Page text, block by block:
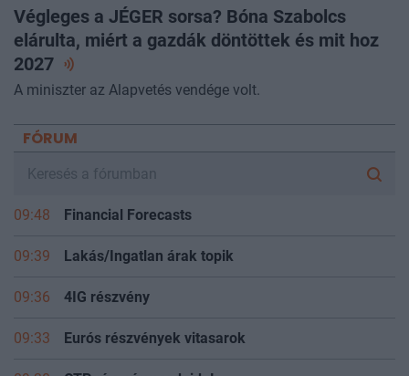
Végleges a JÉGER sorsa? Bóna Szabolcs
elárulta, miért a gazdák döntöttek és mit hoz
2027
A miniszter az Alapvetés vendége volt.
FÓRUM
09:48 Financial Forecasts
09:39 Lakás/Ingatlan árak topik
09:36 4IG részvény
09:33 Eurós részvények vitasarok